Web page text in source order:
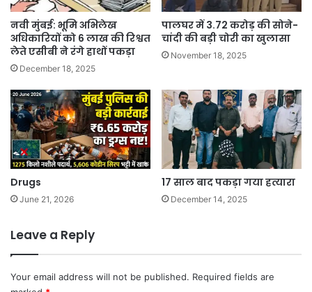
नवी मुंबई: भूमि अभिलेख
अधिकारियों को 6 लाख की रिश्वत
लेते एसीबी ने रंगे हाथों पकड़ा
December 18, 2025
पालघर में 3.72 करोड़ की सोने-
चांदी की बड़ी चोरी का खुलासा
November 18, 2025
Drugs
June 21, 2026
17 साल बाद पकड़ा गया हत्यारा
December 14, 2025
Leave a Reply
Your email address will not be published. Required fields are